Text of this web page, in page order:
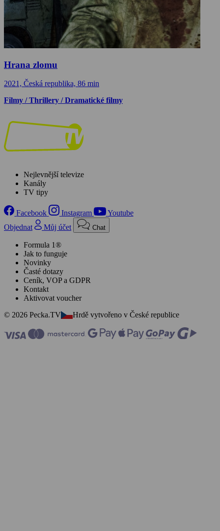
Hrana zlomu
2021, Česká republika, 86 min
Filmy / Thrillery / Dramatické filmy
Nejlevnější televize
Kanály
TV tipy
Facebook Instagram
Youtube
Objednat
Můj účet Chat
Formula 1®
Jak to funguje
Novinky
Časté dotazy
Ceník, VOP a GDPR
Kontakt
Aktivovat voucher
© 2026 Pecka.TV
Hrdě vytvořeno v České republice